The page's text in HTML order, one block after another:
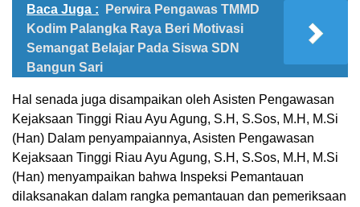
Baca Juga :
Perwira Pengawas TMMD
Kodim Palangka Raya Beri Motivasi
Semangat Belajar Pada Siswa SDN
Bangun Sari
Hal senada juga disampaikan oleh Asisten Pengawasan
Kejaksaan Tinggi Riau Ayu Agung, S.H, S.Sos, M.H, M.Si
(Han) Dalam penyampaiannya, Asisten Pengawasan
Kejaksaan Tinggi Riau Ayu Agung, S.H, S.Sos, M.H, M.Si
(Han) menyampaikan bahwa Inspeksi Pemantauan
dilaksanakan dalam rangka pemantauan dan pemeriksaan